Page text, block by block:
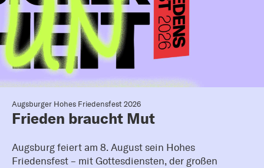
Augsburger Hohes Friedensfest 2026
Frieden braucht Mut
Augsburg feiert am 8. August sein Hohes
Friedensfest – mit Gottesdiensten, der großen